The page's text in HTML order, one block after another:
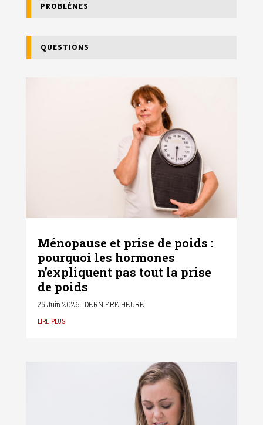
PROBLÈMES
QUESTIONS
Ménopause et prise de poids :
pourquoi les hormones
n’expliquent pas tout la prise
de poids
25 Juin 2026| DERNIERE HEURE
lire plus